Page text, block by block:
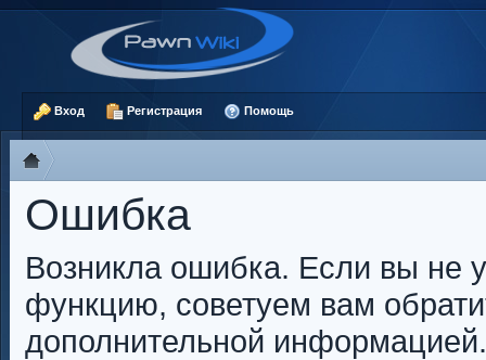
Вход Регистрация Помощь
Ошибка
Возникла ошибка. Если вы не
функцию, советуем вам
дополнительной информацией.